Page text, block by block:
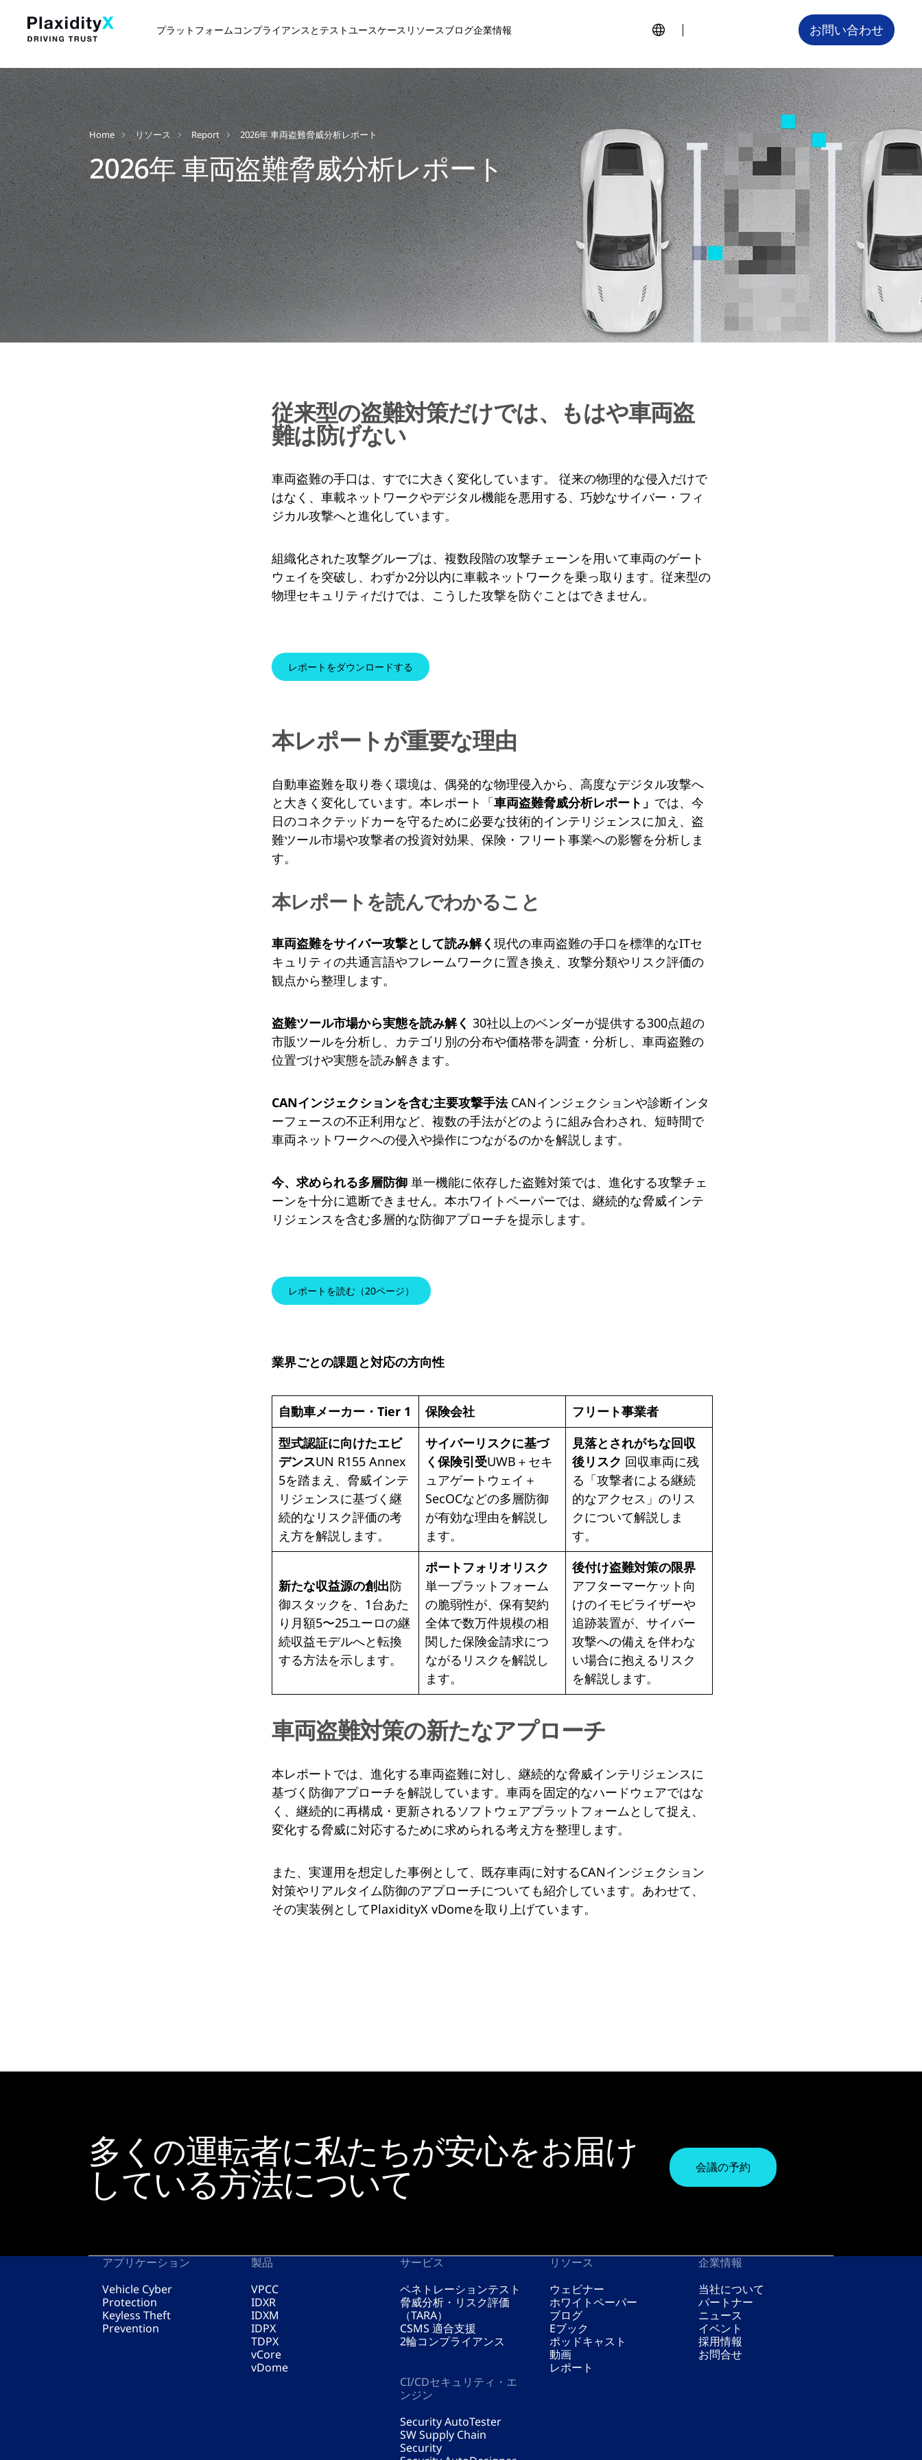
プラットフォームコンプライアンスとテストユースケース リソースブログ企業情報 お問い合わせ
Home リソース Report 2026年 車両盗難脅威分析レポート
2026年 車両盗難脅威分析レポート
従来型の盗難対策だけでは、もはや車両盗
難は防げない
車両盗難の手口は、すでに大きく変化しています。 従来の物理的な侵入だけで
はなく、車載ネットワークやデジタル機能を悪用する、巧妙なサイバー・フィ
ジカル攻撃へと進化しています。
組織化された攻撃グループは、複数段階の攻撃チェーンを用いて車両のゲート
ウェイを突破し、わずか2分以内に車載ネットワークを乗っ取ります。従来型の
物理セキュリティだけでは、こうした攻撃を防ぐことはできません。
レポートをダウンロードする
本レポートが重要な理由
自動車盗難を取り巻く環境は、偶発的な物理侵入から、高度なデジタル攻撃へ
と大きく変化しています。本レポート「車両盗難脅威分析レポート 」 では、今
日のコネクテッドカーを守るために必要な技術的インテリジェンスに加え、盗
難ツール市場や攻撃者の投資対効果、保険・フリート事業への影響を分析しま
す。
本レポートを読んでわかること
車両盗難をサイバー攻撃として読み解く 現代の車両盗難の手口を標準的なITセ
キュリティの共通言語やフレームワークに置き換え、攻撃分類やリスク評価の
観点から整理します。
盗難ツール市場から実態を読み解く 30社以上のベンダーが提供する300点超の
市販ツールを分析し、カテゴリ別の分布や価格帯を調査・分析し、車両盗難の
位置づけや実態を読み解きます。
CANインジェクションを含む主要攻撃手法 CANインジェクションや診断インタ
ーフェースの不正利用など、複数の手法がどのように組み合わされ、短時間で
車両ネットワークへの侵入や操作につながるのかを解説します。
今、求められる多層防御 単一機能に依存した盗難対策では、進化する攻撃チェ
ーンを十分に遮断できません。本ホワイトペーパーでは、継続的な脅威インテ
リジェンスを含む多層的な防御アプローチを提示します。
レポートを読む（20ページ）
業界ごとの課題と対応の方向性
自動車メーカー・ Tier 1 保険会社
フリート事業者
型式認証に向けたエビ
デンスUN R155 Annex
5を踏まえ、脅威インテ
リジェンスに基づく継
続的なリスク評価の考
え方を解説します。
サイバーリスクに基づ
く保険引受UWB＋セキ
ュアゲートウェイ＋
SecOCなどの多層防御
が有効な理由を解説し
ます。
見落とされがちな回収
後リスク 回収車両に残
る「攻撃者による継続
的なアクセス」のリス
クについて解説しま
す。
新たな収益源の創出防
御スタックを、1台あた
り月額5〜25ユーロの継
続収益モデルへと転換
する方法を示します。
ポートフォリオリスク
単一プラットフォーム
の脆弱性が、保有契約
全体で数万件規模の相
関した保険金請求につ
ながるリスクを解説し
ます。
後付け盗難対策の限界
アフターマーケット向
けのイモビライザーや
追跡装置が、サイバー
攻撃への備えを伴わな
い場合に抱えるリスク
を解説します。
車両盗難対策の新たなアプローチ
本レポートでは、進化する車両盗難に対し、継続的な脅威インテリジェンスに
基づく防御アプローチを解説しています。車両を固定的なハードウェアではな
く、継続的に再構成・更新されるソフトウェアプラットフォームとして捉え、
変化する脅威に対応するために求められる考え方を整理します。
また、実運用を想定した事例として、既存車両に対するCANインジェクション
対策やリアルタイム防御のアプローチについても紹介しています。あわせて、
その実装例としてPlaxidityX vDomeを取り上げています。
多くの運転者に私たちが安心をお届け
している方法について 会議の予約
アプリケーション
Vehicle Cyber
Protection
Keyless Theft
Prevention
製品
VPCC
IDXR
IDXM
IDPX
TDPX
vCore
vDome
サービス
ペネトレーションテスト
脅威分析・リスク評価
（TARA）
CSMS 適合支援
2輪コンプライアンス
CI/CDセキュリティ・エ
ンジン
Security AutoTester
SW Supply Chain
Security
リソース
ウェビナー
ホワイトペーパー
ブログ
Eブック
ポッドキャスト
動画
レポート
企業情報
当社について
パートナー
ニュース
イベント
採用情報
お問合せ